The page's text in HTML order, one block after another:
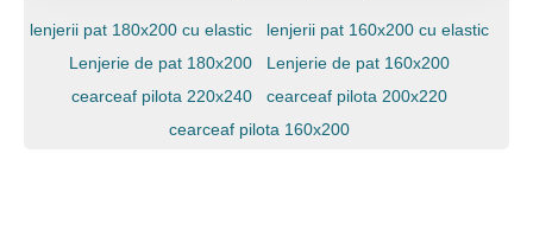
lenjerii pat 180x200 cu elastic
lenjerii pat 160x200 cu elastic
Lenjerie de pat 180x200
Lenjerie de pat 160x200
cearceaf pilota 220x240
cearceaf pilota 200x220
cearceaf pilota 160x200